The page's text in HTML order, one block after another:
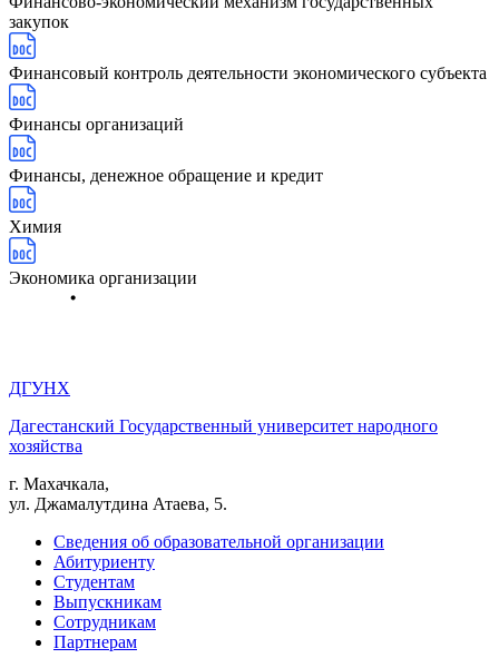
закупок
Финансовый контроль деятельности экономического субъекта
Финансы организаций
Финансы, денежное обращение и кредит
Химия
Экономика организации
ДГУНХ
Дагестанский Государственный университет народного
хозяйства
г. Махачкала,
ул. Джамалутдина Атаева, 5.
Сведения об образовательной организации
Абитуриенту
Студентам
Выпускникам
Сотрудникам
Партнерам